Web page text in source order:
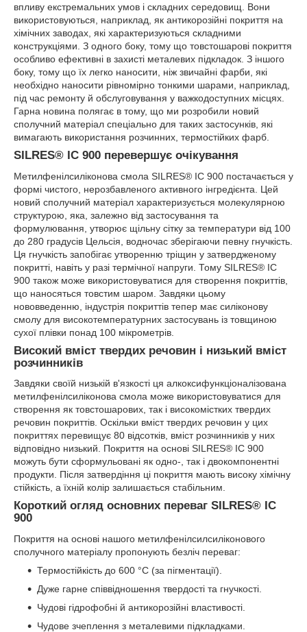
впливу екстремальних умов і складних середовищ. Вони
використовуються, наприклад, як антикорозійні покриття на
хімічних заводах, які характеризуються складними
конструкціями. З одного боку, тому що товстошарові покриття
особливо ефективні в захисті металевих підкладок. З іншого
боку, тому що їх легко наносити, ніж звичайні фарби, які
необхідно наносити рівномірно тонкими шарами, наприклад,
під час ремонту й обслуговування у важкодоступних місцях.
Гарна новина полягає в тому, що ми розробили новий
сполучний матеріал спеціально для таких застосунків, які
вимагають використання розчинних, термостійких фарб.
SILRES® IC 900 перевершує очікування
Метилфенілсиліконова смола SILRES® IC 900 постачається у
формі чистого, нерозбавленого активного інгредієнта. Цей
новий сполучний матеріал характеризується молекулярною
структурою, яка, залежно від застосування та
формулювання, утворює щільну сітку за температури від 100
до 280 градусів Цельсія, водночас зберігаючи певну гнучкість.
Ця гнучкість запобігає утворенню тріщин у затвердженому
покритті, навіть у разі термічної напруги. Тому SILRES® IC
900 також може використовуватися для створення покриттів,
що наносяться товстим шаром. Завдяки цьому
нововведенню, індустрія покриттів тепер має силіконову
смолу для високотемпературних застосувань із товщиною
сухої плівки понад 100 мікрометрів.
Високий вміст твердих речовин і низький вміст
розчинників
Завдяки своїй низькій в'язкості ця алкоксифункціоналізована
метилфенілсиліконова смола може використовуватися для
створення як товстошарових, так і високомістких твердих
речовин покриттів. Оскільки вміст твердих речовин у цих
покриттях перевищує 80 відсотків, вміст розчинників у них
відповідно низький. Покриття на основі SILRES® IC 900
можуть бути сформульовані як одно-, так і двокомпонентні
продукти. Після затвердіння ці покриття мають високу хімічну
стійкість, а їхній колір залишається стабільним.
Короткий огляд основних переваг SILRES® IC
900
Покриття на основі нашого метилфенілсилсиліконового
сполучного матеріалу пропонують безліч переваг:
Термостійкість до 600 °C (за пігментації).
Дуже гарне співвідношення твердості та гнучкості.
Чудові гідрофобні й антикорозійні властивості.
Чудове зчеплення з металевими підкладками.